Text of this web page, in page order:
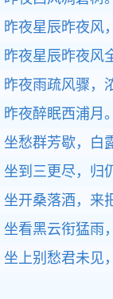
昨夜星辰昨夜风
昨夜星辰昨夜风
昨夜雨疏风骤，
昨夜醉眠西浦月
坐愁群芳歇，白
坐到三更尽，归
坐开桑落酒，来
坐看黑云衔猛雨
坐上别愁君未见